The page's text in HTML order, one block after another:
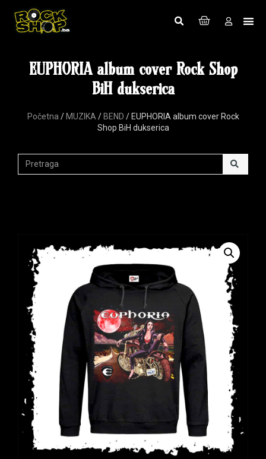
EUPHORIA album cover Rock Shop
BiH dukserica
Početna / MUZIKA / BEND / EUPHORIA album cover Rock
Shop BiH dukserica